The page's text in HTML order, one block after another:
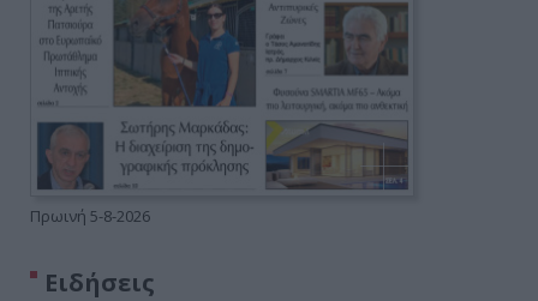
Πρωινή 5-8-2026
Ειδήσεις